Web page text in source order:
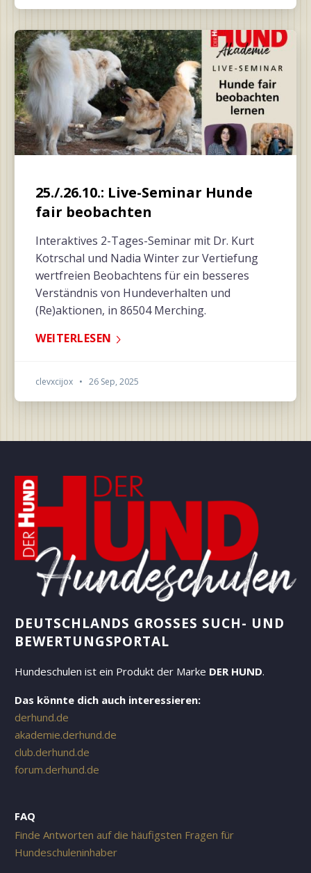
25./.26.10.: Live-Seminar Hunde
fair beobachten
Interaktives 2-Tages-Seminar mit Dr. Kurt
Kotrschal und Nadia Winter zur Vertiefung
wertfreien Beobachtens für ein besseres
Verständnis von Hundeverhalten und
(Re)aktionen, in 86504 Merching.
WEITERLESEN
clevxcijox • 26 Sep, 2025
DEUTSCHLANDS GROSSES SUCH- UND B
EWERTUNGSPORTAL
Hundeschulen ist ein Produkt der Marke DER HUND.
Das könnte dich auch interessieren:
derhund.de
akademie.derhund.de
club.derhund.de
forum.derhund.de
FAQ
Finde Antworten auf die häufigsten Fragen für
Hundeschuleninhaber